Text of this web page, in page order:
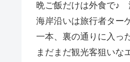
晩ご飯だけは外食で♪
海岸沿いは旅行者ター
一本、裏の通りに入っ
まだまだ観光客狙いな